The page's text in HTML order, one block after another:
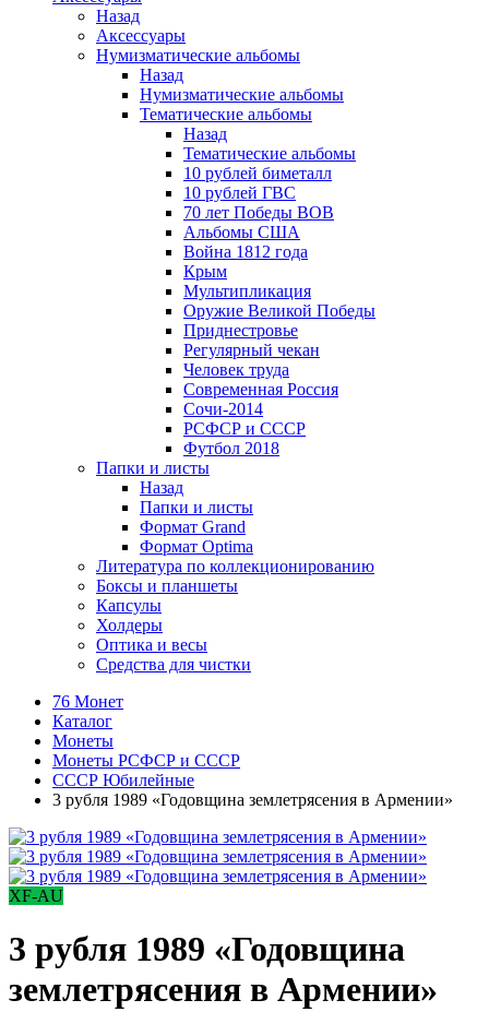
Назад
Аксессуары
Нумизматические альбомы
Назад
Нумизматические альбомы
Тематические альбомы
Назад
Тематические альбомы
10 рублей биметалл
10 рублей ГВС
70 лет Победы ВОВ
Альбомы США
Война 1812 года
Крым
Мультипликация
Оружие Великой Победы
Приднестровье
Регулярный чекан
Человек труда
Современная Россия
Сочи-2014
РСФСР и СССР
Футбол 2018
Папки и листы
Назад
Папки и листы
Формат Grand
Формат Optima
Литература по коллекционированию
Боксы и планшеты
Капсулы
Холдеры
Оптика и весы
Средства для чистки
76 Монет
Каталог
Монеты
Монеты РСФСР и СССР
СССР Юбилейные
3 рубля 1989 «Годовщина землетрясения в Армении»
XF-AU
3 рубля 1989 «Годовщина
землетрясения в Армении»